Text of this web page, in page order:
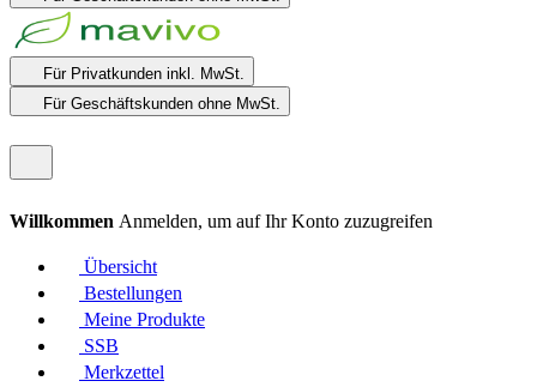
Für Privatkunden inkl. MwSt.
Für Geschäftskunden ohne MwSt.
Willkommen Anmelden, um auf Ihr Konto zuzugreifen
Übersicht
Bestellungen
Meine Produkte
SSB
Merkzettel